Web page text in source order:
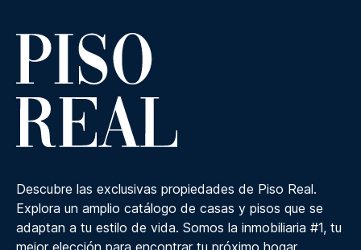
Descubre las exclusivas propiedades de Piso Real.
Explora un amplio catálogo de casas y pisos que se
adaptan a tu estilo de vida. Somos la inmobiliaria #1, tu
mejor elección para encontrar tu próximo hogar.